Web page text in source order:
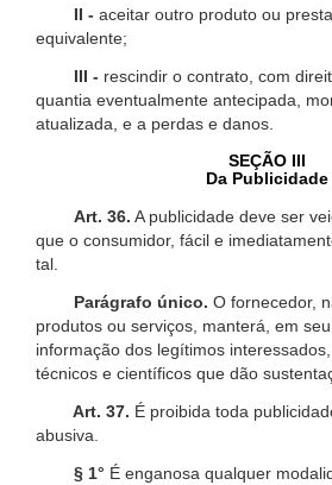
II - aceitar outro produto ou
equivalente;
III - rescindir o contrato, com
quantia eventualmente antecipada,
atualizada, e a perdas e danos.
SEÇÃO III
Da Publicidade
Art. 36. A publicidade deve ser
que o consumidor, fácil e
tal.
Parágrafo único. O fornecedor,
produtos ou serviços, manterá, em
informação dos legítimos
técnicos e científicos que dão
Art. 37. É proibida toda
abusiva.
§ 1° É enganosa qualquer